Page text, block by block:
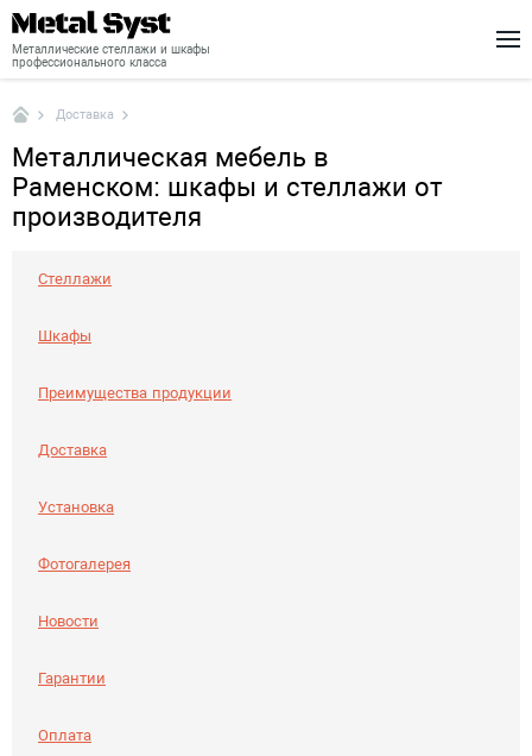
Металлические стеллажи и шкафы
профессионального класса
Каталог
Шкафы
Стеллажи
О нас
Новости
Доставка
Металлическая мебель в
Раменском: шкафы и стеллажи от
производителя
Стеллажи
Шкафы
Преимущества продукции
Доставка
Установка
Фотогалерея
Новости
Гарантии
Оплата